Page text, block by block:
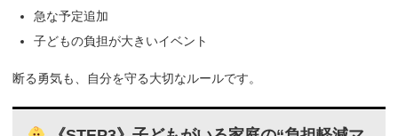
急な予定追加
子どもの負担が大きいイベント
断る勇気も、自分を守る大切なルールです。